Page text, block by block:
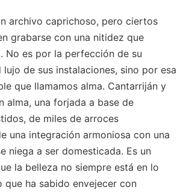
archivo caprichoso, pero ciertos
grabarse con una nitidez que
No es por la perfección de su
de sus instalaciones, sino por esa
que llamamos alma. Cantarriján y
alma, una forjada a base de
de miles de arroces
una integración armoniosa con una
niega a ser domesticada. Es un
la belleza no siempre está en lo
que ha sabido envejecer con